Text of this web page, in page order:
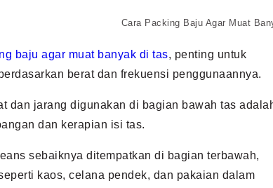
Cara Packing Baju Agar Muat
baju agar muat banyak di tas, penting untuk
berat dan frekuensi penggunaannya.
dan jarang digunakan di bagian bawah tas
dan kerapian isi tas.
sebaiknya ditempatkan di bagian terbawah,
kaos, celana pendek, dan pakaian dalam